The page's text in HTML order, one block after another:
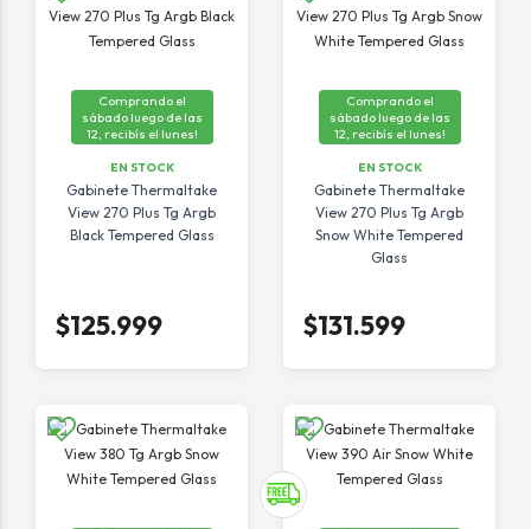
Comprando el
sábado luego de las
12, recibís el lunes!
EN STOCK
Gabinete Thermaltake
View 270 Plus Tg Argb
Black Tempered Glass
$125.999
Comprando el
sábado luego de las
12, recibís el lunes!
EN STOCK
Gabinete Thermaltake
View 270 Plus Tg Argb
Snow White Tempered
Glass
$131.599